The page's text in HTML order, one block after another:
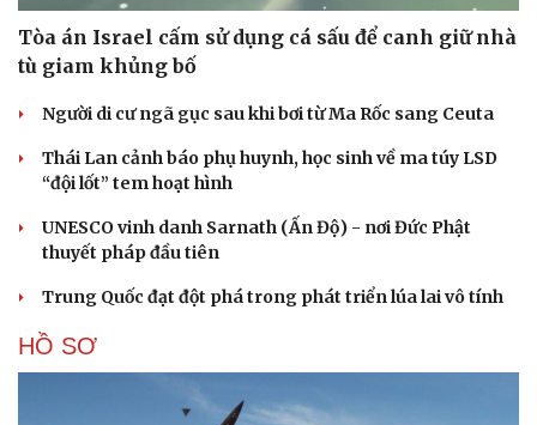
Tòa án Israel cấm sử dụng cá sấu để canh giữ nhà
tù giam khủng bố
Người di cư ngã gục sau khi bơi từ Ma Rốc sang Ceuta
Thái Lan cảnh báo phụ huynh, học sinh về ma túy LSD
“đội lốt” tem hoạt hình
UNESCO vinh danh Sarnath (Ấn Độ) - nơi Đức Phật
thuyết pháp đầu tiên
Trung Quốc đạt đột phá trong phát triển lúa lai vô tính
HỒ SƠ